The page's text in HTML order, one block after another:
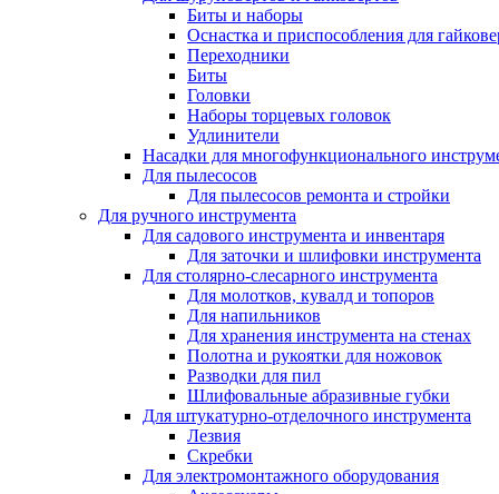
Биты и наборы
Оснастка и приспособления для
Переходники
Биты
Головки
Наборы торцевых головок
Удлинители
Насадки для многофункционального
Для пылесосов
Для пылесосов ремонта и стройки
Для ручного инструмента
Для садового инструмента и инвентаря
Для заточки и шлифовки инструмента
Для столярно-слесарного инструмента
Для молотков, кувалд и топоров
Для напильников
Для хранения инструмента на стенах
Полотна и рукоятки для ножовок
Разводки для пил
Шлифовальные абразивные губки
Для штукатурно-отделочного инструмента
Лезвия
Скребки
Для электромонтажного оборудования